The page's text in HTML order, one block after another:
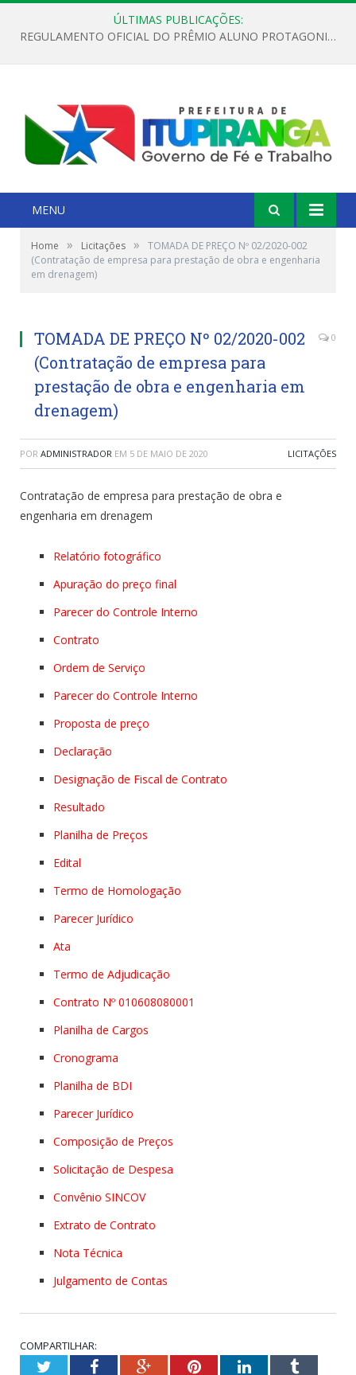
ÚLTIMAS PUBLICAÇÕES:
REGULAMENTO OFICIAL DO PRÊMIO ALUNO PROTAGONISTA – EDIÇÃO 2026
MENU
Home » Licitações »
TOMADA DE PREÇO Nº 02/2020-002
(Contratação de empresa para prestação de obra e engenharia
em drenagem)
TOMADA DE PREÇO Nº 02/2020-002
(Contratação de empresa para
prestação de obra e engenharia em
drenagem)
0
POR ADMINISTRADOR EM 5 DE MAIO DE 2020 LICITAÇÕES
Contratação de empresa para prestação de obra e
engenharia em drenagem
Relatório fotográfico
Apuração do preço final
Parecer do Controle Interno
Contrato
Ordem de Serviço
Parecer do Controle Interno
Proposta de preço
Declaração
Designação de Fiscal de Contrato
Resultado
Planilha de Preços
Edital
Termo de Homologação
Parecer Jurídico
Ata
Termo de Adjudicação
Contrato Nº 010608080001
Planilha de Cargos
Cronograma
Planilha de BDI
Parecer Jurídico
Composição de Preços
Solicitação de Despesa
Convênio SINCOV
Extrato de Contrato
Nota Técnica
Julgamento de Contas
COMPARTILHAR:
TwitterFacebookGoogle+PinterestLinkedInTumblr